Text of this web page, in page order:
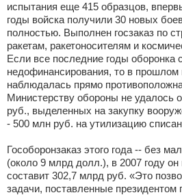
испытания еще 415 образцов,
годы войска получили 30 новых
полностью. Выполнен госзаказ по
ракетам, ракетоносителям и
Если все последние годы оборонка
недофинансирования, то в прошлом
наблюдалась прямо
Министерству обороны не удалось
руб., выделенных на закупку
- 500 млн руб. на утилизацию
Гособоронзаказ этого года -- без
(около 9 млрд долл.), в 2007 году он
составит 302,7 млрд руб. «Это
задачи, поставленные